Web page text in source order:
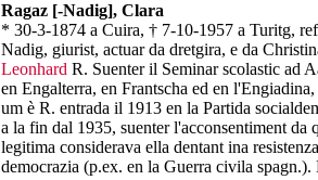
Ragaz [-Nadig], Clara
* 30-3-1874 a Cuira, † 7-10-1957 a Turitg,
Nadig, giurist, actuar da dretgira, e da
Leonhard R. Suenter il Seminar scolastic ad
en Engalterra, en Frantscha ed en
um è R. entrada il 1913 en la Partida
a la fin dal 1935, suenter l'acconsentiment da
legitima considerava ella dentant ina
democrazia (p.ex. en la Guerra civila